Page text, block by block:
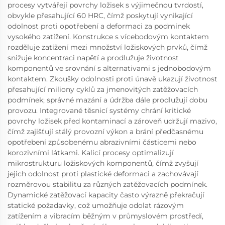
procesy vytvářejí povrchy ložisek s výjimečnou tvrdostí,
obvykle přesahující 60 HRC, čímž poskytují vynikající
odolnost proti opotřebení a deformaci za podmínek
vysokého zatížení. Konstrukce s vícebodovým kontaktem
rozděluje zatížení mezi množství ložiskových prvků, čímž
snižuje koncentraci napětí a prodlužuje životnost
komponentů ve srovnání s alternativami s jednobodovým
kontaktem. Zkoušky odolnosti proti únavě ukazují životnost
přesahující miliony cyklů za jmenovitých zatěžovacích
podmínek; správné mazání a údržba dále prodlužují dobu
provozu. Integrované těsnicí systémy chrání kritické
povrchy ložisek před kontaminací a zároveň udržují mazivo,
čímž zajišťují stálý provozní výkon a brání předčasnému
opotřebení způsobenému abrazivními částicemi nebo
korozivními látkami. Kalicí procesy optimalizují
mikrostrukturu ložiskových komponentů, čímž zvyšují
jejich odolnost proti plastické deformaci a zachovávají
rozměrovou stabilitu za různých zatěžovacích podmínek.
Dynamické zatěžovací kapacity často výrazně překračují
statické požadavky, což umožňuje odolat rázovým
zatížením a vibracím běžným v průmyslovém prostředí,